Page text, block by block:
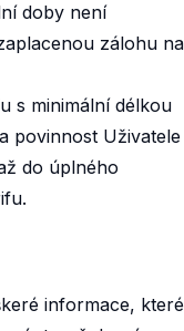
doby není
zálohu na
s minimální délkou
povinnost Uživatele
do úplného
informace, které